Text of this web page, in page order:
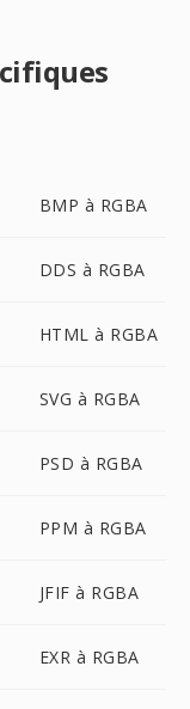
BMP à RGBA
DDS à RGBA
HTML à RGBA
SVG à RGBA
PSD à RGBA
PPM à RGBA
JFIF à RGBA
EXR à RGBA